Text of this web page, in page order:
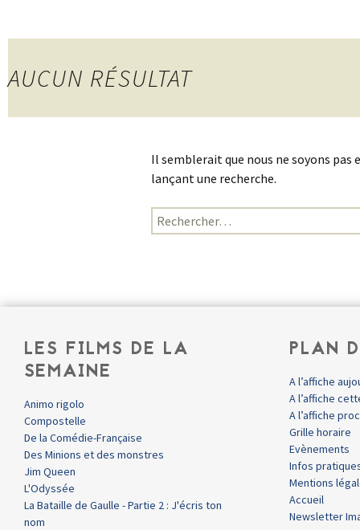
AUCUN RÉSULTAT
Il semblerait que nous ne soyons pas
lançant une recherche.
Rechercher :
LES FILMS DE LA
SEMAINE
Animo rigolo
Compostelle
De la Comédie-Française
Des Minions et des monstres
Jim Queen
L'Odyssée
La Bataille de Gaulle - Partie 2 : J'écris ton
nom
PLAN
A l’affiche
A l’affiche
A l’affiche
Grille horaire
Evènements
Infos
Mentions
Accueil
Newsletter